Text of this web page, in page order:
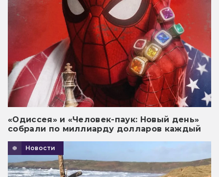
«Одиссея» и «Человек-паук: Новый день»
собрали по миллиарду долларов каждый
Новости